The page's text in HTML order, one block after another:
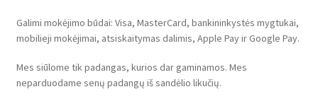
Galimi mokėjimo būdai: Visa, MasterCard, bankininkystės mygtukai,
mobilieji mokėjimai, atsiskaitymas dalimis, Apple Pay ir Google Pay.
Mes siūlome tik padangas, kurios dar gaminamos. Mes
neparduodame senų padangų iš sandėlio likučių.